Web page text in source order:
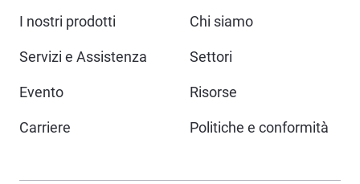
I nostri prodotti
Chi siamo
Servizi e Assistenza Settori
Evento Risorse
Carriere Politiche e conformità